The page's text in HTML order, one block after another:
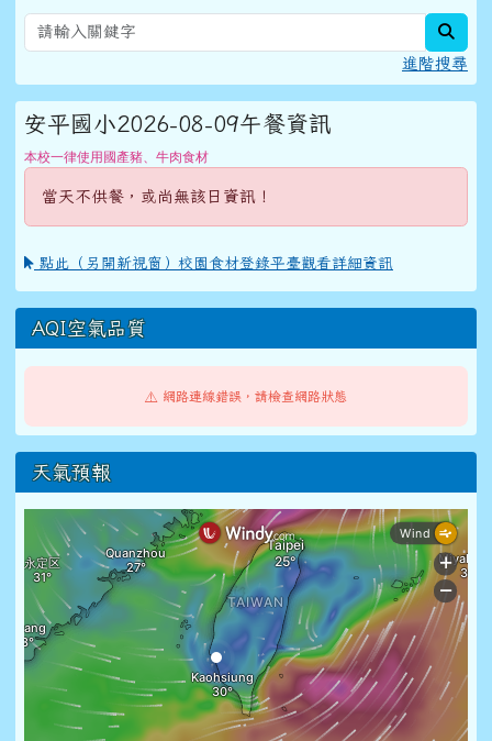
進階搜尋
安平國小2026-08-09午餐資訊
本校一律使用國產豬、牛肉食材
當天不供餐，或尚無該日資訊！
點此（另開新視窗）校園食材登錄平臺觀看詳細資訊
AQI空氣品質
⚠️ 網路連線錯誤，請檢查網路狀態
天氣預報